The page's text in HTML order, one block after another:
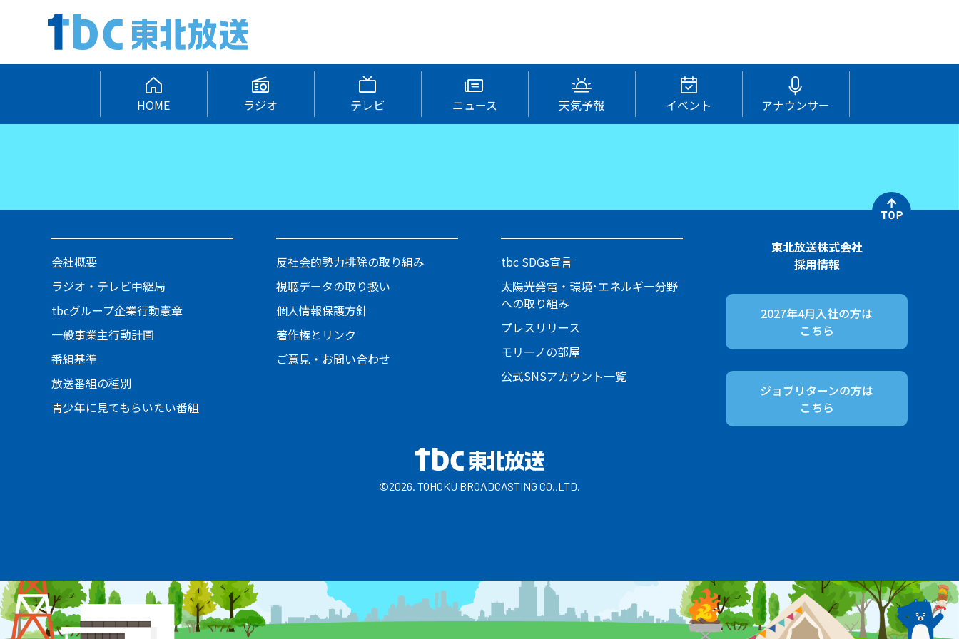
HOME ラジオ テレビ ニュース 天気予報 イベント アナウンサー
会社概要
ラジオ・テレビ中継局
tbcグループ企業行動憲章
一般事業主行動計画
番組基準
放送番組の種別
青少年に見てもらいたい番組
反社会的勢力排除の取り組み
視聴データの取り扱い
個人情報保護方針
著作権とリンク
ご意見・お問い合わせ
tbc SDGs宣言
太陽光発電・環境･エネルギー分野
への取り組み
プレスリリース
モリーノの部屋
公式SNSアカウント一覧
東北放送株式会社
採用情報
2027年4月入社の方は
こちら
ジョブリターンの方は
こちら
©2026. TOHOKU BROADCASTING CO.,LTD.